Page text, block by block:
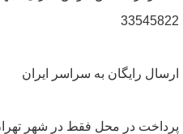
33545822
ارسال رایگان به سراسر ایران
​پرداخت در محل فقط در شهر